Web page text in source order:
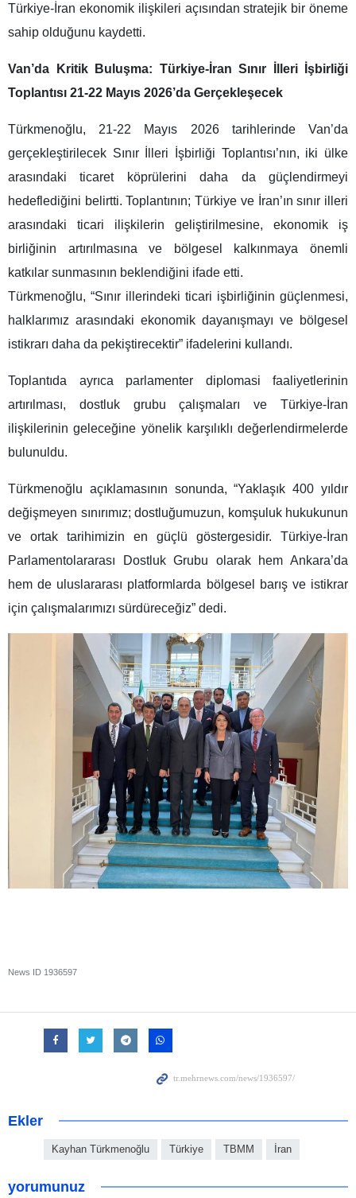
Türkiye-İran ekonomik ilişkileri açısından stratejik bir öneme
sahip olduğunu kaydetti.
Van’da Kritik Buluşma: Türkiye-İran Sınır İlleri İşbirliği
Toplantısı 21-22 Mayıs 2026’da Gerçekleşecek
Türkmenoğlu, 21-22 Mayıs 2026 tarihlerinde Van’da
gerçekleştirilecek Sınır İlleri İşbirliği Toplantısı’nın, iki ülke
arasındaki ticaret köprülerini daha da güçlendirmeyi
hedeflediğini belirtti. Toplantının; Türkiye ve İran’ın sınır illeri
arasındaki ticari ilişkilerin geliştirilmesine, ekonomik iş
birliğinin artırılmasına ve bölgesel kalkınmaya önemli
katkılar sunmasının beklendiğini ifade etti.
Türkmenoğlu, “Sınır illerindeki ticari işbirliğinin güçlenmesi,
halklarımız arasındaki ekonomik dayanışmayı ve bölgesel
istikrarı daha da pekiştirecektir” ifadelerini kullandı.
Toplantıda ayrıca parlamenter diplomasi faaliyetlerinin
artırılması, dostluk grubu çalışmaları ve Türkiye-İran
ilişkilerinin geleceğine yönelik karşılıklı değerlendirmelerde
bulunuldu.
Türkmenoğlu açıklamasının sonunda, “Yaklaşık 400 yıldır
değişmeyen sınırımız; dostluğumuzun, komşuluk hukukunun
ve ortak tarihimizin en güçlü göstergesidir. Türkiye-İran
Parlamentolararası Dostluk Grubu olarak hem Ankara’da
hem de uluslararası platformlarda bölgesel barış ve istikrar
için çalışmalarımızı sürdüreceğiz” dedi.
News ID 1936597
Ekler
Kayhan Türkmenoğlu Türkiye TBMM İran
yorumunuz